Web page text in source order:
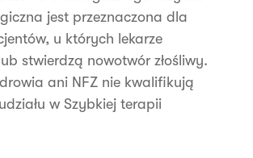
jest przeznaczona dla
u których lekarze
stwierdzą nowotwór złośliwy.
ani NFZ nie kwalifikują
w Szybkiej terapii